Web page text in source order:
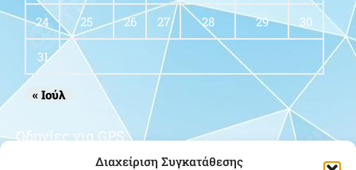
Διαχείριση Συγκατάθεσης
24 25 26 27 28 29 30
31
« Ιούλ
Οδηγίες για GPS